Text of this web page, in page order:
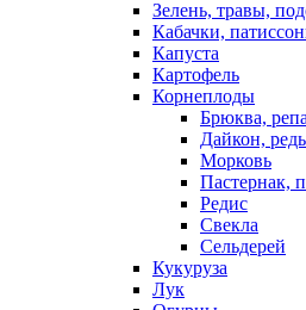
Зелень, травы,
Кабачки,
Капуста
Картофель
Корнеплоды
Брюква, репа
Дайкон,
Морковь
Пастернак,
Редис
Свекла
Сельдерей
Кукуруза
Лук